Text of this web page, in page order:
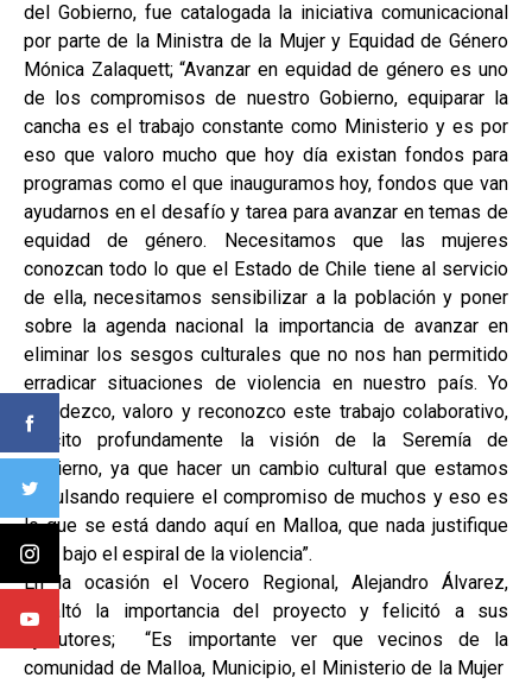
del Gobierno, fue catalogada la iniciativa comunicacional
por parte de la Ministra de la Mujer y Equidad de Género
Mónica Zalaquett; “Avanzar en equidad de género es uno
de los compromisos de nuestro Gobierno, equiparar la
cancha es el trabajo constante como Ministerio y es por
eso que valoro mucho que hoy día existan fondos para
programas como el que inauguramos hoy, fondos que van
ayudarnos en el desafío y tarea para avanzar en temas de
equidad de género. Necesitamos que las mujeres
conozcan todo lo que el Estado de Chile tiene al servicio
de ella, necesitamos sensibilizar a la población y poner
sobre la agenda nacional la importancia de avanzar en
eliminar los sesgos culturales que no nos han permitido
erradicar situaciones de violencia en nuestro país. Yo
agradezco, valoro y reconozco este trabajo colaborativo,
felicito profundamente la visión de la Seremía de
Gobierno, ya que hacer un cambio cultural que estamos
impulsando requiere el compromiso de muchos y eso es
lo que se está dando aquí en Malloa, que nada justifique
vivir bajo el espiral de la violencia”.
En la ocasión el Vocero Regional, Alejandro Álvarez,
resaltó la importancia del proyecto y felicitó a sus
ejecutores; “Es importante ver que vecinos de la
comunidad de Malloa, Municipio, el Ministerio de la Mujer